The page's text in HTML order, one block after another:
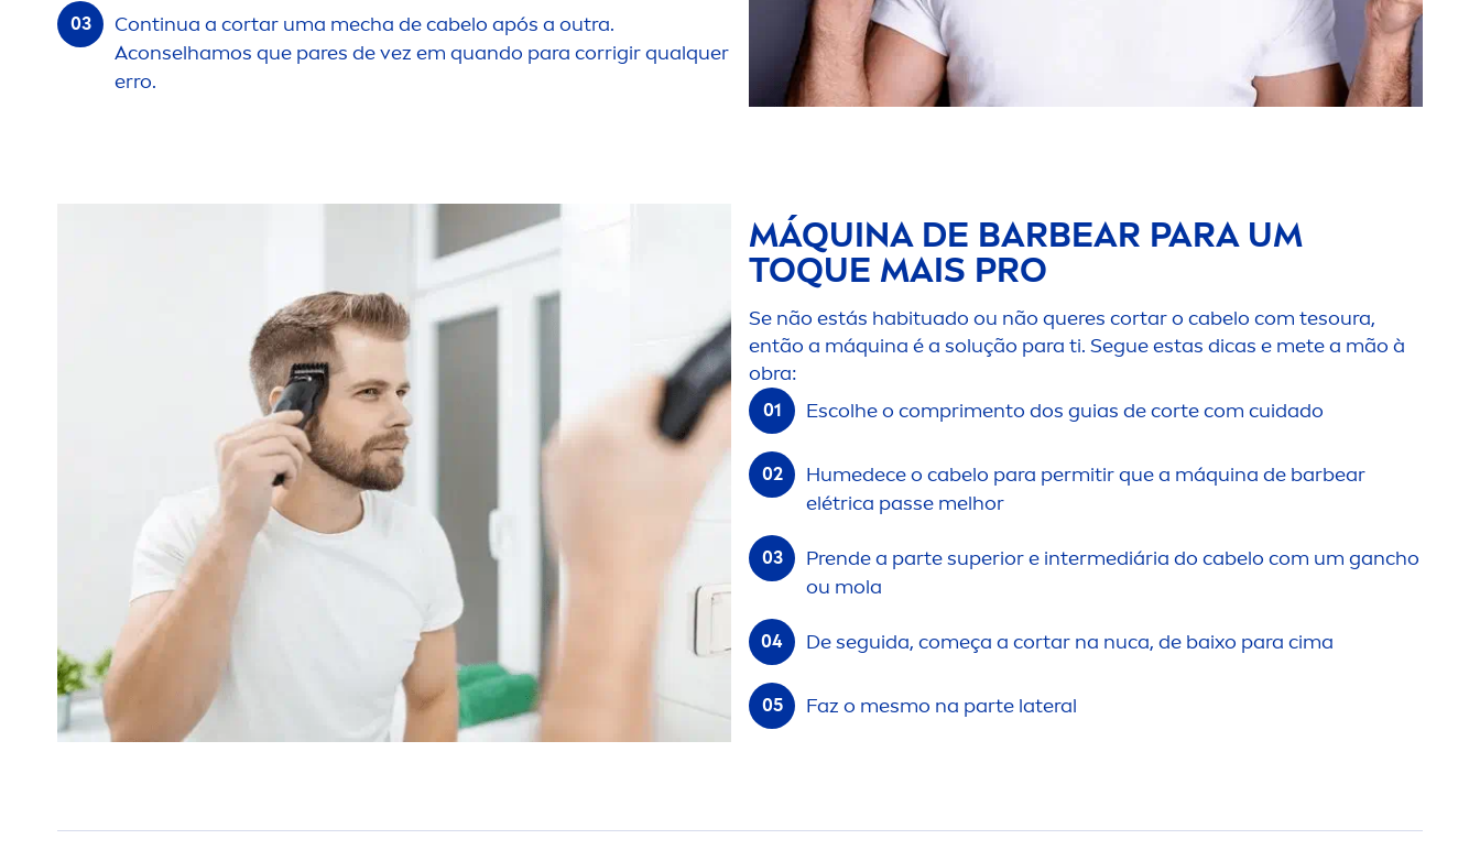
Continua a cortar uma mecha de cabelo após a outra.
Aconselhamos que pares de vez em quando para corrigir qualquer
erro.
MÁQUINA DE BARBEAR PARA UM
TOQUE MAIS PRO
Se não estás habituado ou não queres cortar o cabelo com tesoura,
então a máquina é a solução para ti. Segue estas dicas e mete a mão à
obra:
Escolhe o comprimento dos guias de corte com cuidado
Humedece o cabelo para permitir que a máquina de barbear
elétrica passe melhor
Prende a parte superior e intermediária do cabelo com um gancho
ou mola
De seguida, começa a cortar na nuca, de baixo para cima
Faz o mesmo na parte lateral